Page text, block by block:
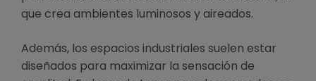
que crea ambientes luminosos y aireados.
Además, los espacios industriales suelen estar
diseñados para maximizar la sensación de